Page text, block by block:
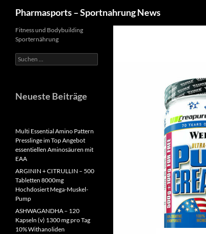
Inhalt
springen
Pharmasports – Sportnahrung News
Fitness und Bodybuilding
Sporternährung
Suchen
nach:
Neueste Beiträge
Multi Essential Amino Pattern
Presslinge im Top Angebot
essentiellen Aminosäuren mit
EAA
ARGININ + CITRULLIN – 500
Tabletten 8000mg
Hochdosiert Mega-Muskel-
Pump
ASHWAGANDHA – 120
Kapseln (v) 1300 mg pro Tag
10% Withanoliden